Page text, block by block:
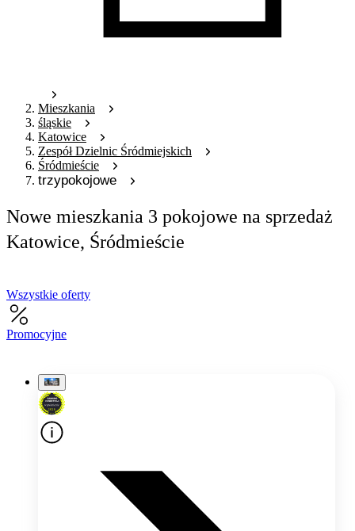
Mieszkania
śląskie
Katowice
Zespół Dzielnic Śródmiejskich
Śródmieście
trzypokojowe
Nowe mieszkania 3 pokojowe na sprzedaż
Katowice, Śródmieście
Wszystkie oferty
Promocyjne